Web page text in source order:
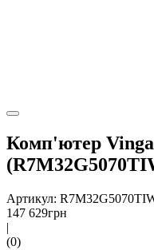
Комп'ютер
Артикул:
147 629грн
|
(0)